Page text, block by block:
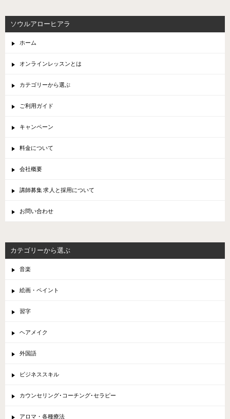
ソウルアローヒアラ
ホーム
オンラインレッスンとは
カテゴリーから選ぶ
ご利用ガイド
キャンペーン
料金について
会社概要
講師募集 求人と採用について
お問い合わせ
カテゴリーから選ぶ
音楽
絵画・ペイント
習字
ヘアメイク
外国語
ビジネススキル
カウンセリング･コーチング･セラピー
アロマ・各種療法